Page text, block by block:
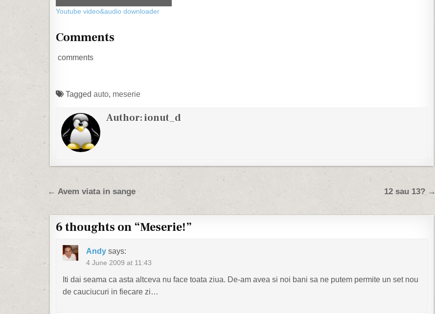
Youtube video&audio downloader
Comments
comments
Tagged auto, meserie
Author:ionut_d
Post navigation 12 sau 13? →
← Avem viata in sange
6 thoughts on “Meserie!”
Andy says:
4 June 2009 at 11:43
Iti dai seama ca asta altceva nu face toata ziua. De-am avea si noi bani sa ne putem permite un set nou
de cauciucuri in fiecare zi…